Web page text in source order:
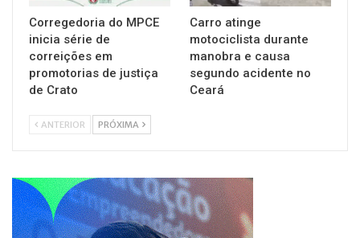
Corregedoria do MPCE
inicia série de
correições em
promotorias de justiça
de Crato
Carro atinge
motociclista durante
manobra e causa
segundo acidente no
Ceará
ANTERIOR PRÓXIMA